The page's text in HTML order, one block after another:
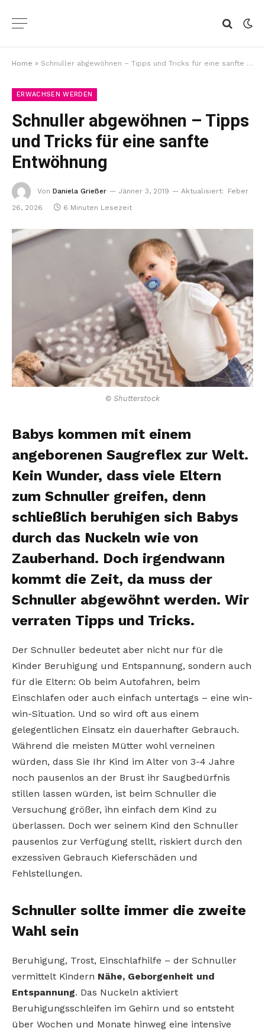
Home » Schnuller abgewöhnen – Tipps und Tricks für eine sanfte Entwöhnung
ERWACHSEN WERDEN
Schnuller abgewöhnen – Tipps
und Tricks für eine sanfte
Entwöhnung
Von Daniela Grießer Jänner 3, 2019 Aktualisiert:
Feber
26, 2026
6 Minuten Lesezeit
© Shutterstock
Babys kommen mit einem
angeborenen Saugreflex zur Welt.
Kein Wunder, dass viele Eltern
zum Schnuller greifen, denn
schließlich beruhigen sich Babys
durch das Nuckeln wie von
Zauberhand. Doch irgendwann
kommt die Zeit, da muss der
Schnuller abgewöhnt werden. Wir
verraten Tipps und Tricks.
Der Schnuller bedeutet aber nicht nur für die
Kinder Beruhigung und Entspannung, sondern auch
für die Eltern: Ob beim Autofahren, beim
Einschlafen oder auch einfach untertags – eine win-
win-Situation. Und so wird oft aus einem
gelegentlichen Einsatz ein dauerhafter Gebrauch.
Während die meisten Mütter wohl verneinen
würden, dass Sie Ihr Kind im Alter von 3-4 Jahre
noch pausenlos an der Brust ihr Saugbedürfnis
stillen lassen würden, ist beim Schnuller die
Versuchung größer, ihn einfach dem Kind zu
überlassen. Doch wer seinem Kind den Schnuller
pausenlos zur Verfügung stellt, riskiert durch den
exzessiven Gebrauch Kieferschäden und
Fehlstellungen.
Schnuller sollte immer die zweite
Wahl sein
Beruhigung, Trost, Einschlafhilfe – der Schnuller
vermittelt Kindern Nähe, Geborgenheit und
Entspannung. Das Nuckeln aktiviert
Beruhigungsschleifen im Gehirn und so entsteht
über Wochen und Monate hinweg eine intensive